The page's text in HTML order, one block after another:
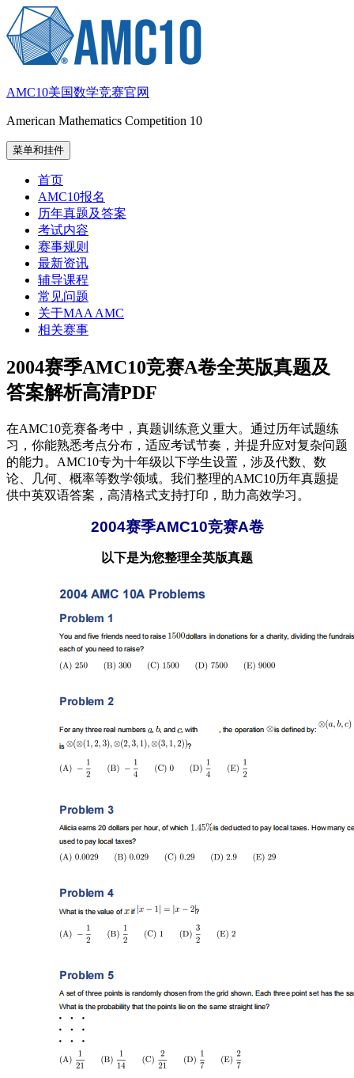
跳
至
内
AMC10美国数学竞赛官网
American Mathematics Competition 10
菜单和挂件
首页
AMC10报名
历年真题及答案
考试内容
赛事规则
最新资讯
辅导课程
常见问题
关于MAA AMC
相关赛事
2004赛季AMC10竞赛A卷全英版真题及
答案解析高清PDF
在AMC10竞赛备考中，真题训练意义重大。通过历年试题练
习，你能熟悉考点分布，适应考试节奏，并提升应对复杂问题
的能力。AMC10专为十年级以下学生设置，涉及代数、数
论、几何、概率等数学领域。我们整理的AMC10历年真题提
供中英双语答案，高清格式支持打印，助力高效学习。
2004赛季AMC10竞赛A卷
以下是为您整理全英版真题